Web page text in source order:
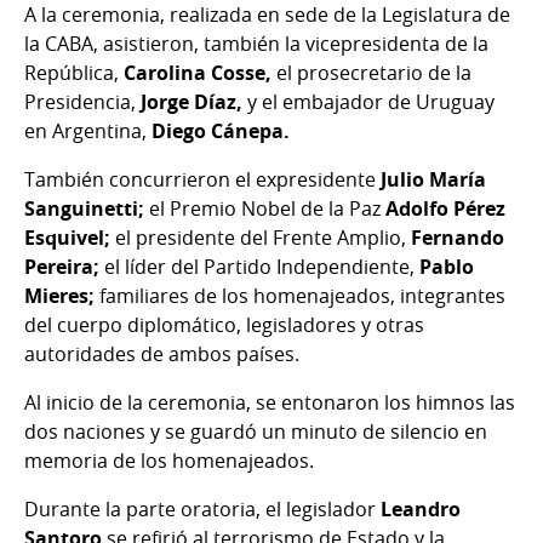
A la ceremonia, realizada en sede de la Legislatura de
la CABA, asistieron, también la vicepresidenta de la
República, Carolina Cosse, el prosecretario de la
Presidencia, Jorge Díaz, y el embajador de Uruguay
en Argentina, Diego Cánepa.
También concurrieron el expresidente Julio María
Sanguinetti; el Premio Nobel de la PazAdolfo Pérez
Esquivel; el presidente del Frente Amplio, Fernando
Pereira; el líder del Partido Independiente, Pablo
Mieres; familiares de los homenajeados, integrantes
del cuerpo diplomático, legisladores y otras
autoridades de ambos países.
Al inicio de la ceremonia, se entonaron los himnos las
dos naciones y se guardó un minuto de silencio en
memoria de los homenajeados.
Durante la parte oratoria, el legislador Leandro